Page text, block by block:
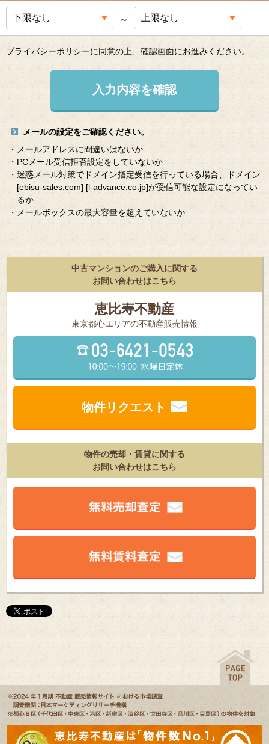
～
プライバシーポリシーに同意の上、確認画面にお進みください。
入力内容を確認
メールの設定をご確認ください。
・メールアドレスに間違いはないか
・PCメール受信拒否設定をしていないか
・迷惑メール対策でドメイン指定受信を行っている場合、ドメイン
[ebisu-sales.com] [l-advance.co.jp]が受信可能な設定になってい
るか
・メールボックスの最大容量を超えていないか
中古マンションのご購入に関する
お問い合わせはこちら
恵比寿不動産
東京都⼼エリアの不動産販売情報
物件リクエスト
物件の売却・賃貸に関する
お問い合わせはこちら